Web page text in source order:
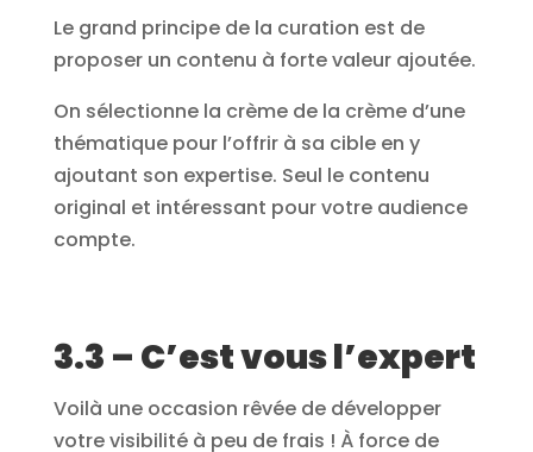
Le grand principe de la curation est de
proposer un contenu à forte valeur ajoutée.
On sélectionne la crème de la crème d’une
thématique pour l’offrir à sa cible en y
ajoutant son expertise. Seul le contenu
original et intéressant pour votre audience
compte.
3.3 – C’est vous l’expert
Voilà une occasion rêvée de développer
votre visibilité à peu de frais ! À force de